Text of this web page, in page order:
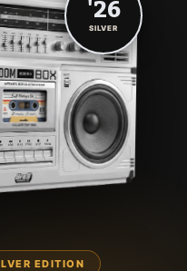
EDITION
'26
SILVER